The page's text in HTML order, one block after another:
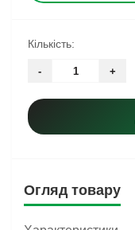
Кількість:
- +
Огляд товару